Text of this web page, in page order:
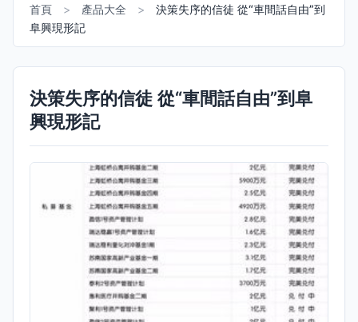
首頁 > 產品大全 >
決策失序的信徒 從“車間話自由”到
阜興現形記
決策失序的信徒 從“車間話自由”到阜
興現形記